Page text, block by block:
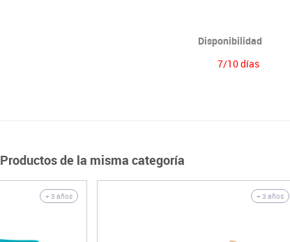
Disponibilidad
7/10 días
Productos de la misma categoría
+ 3 años + 3 años